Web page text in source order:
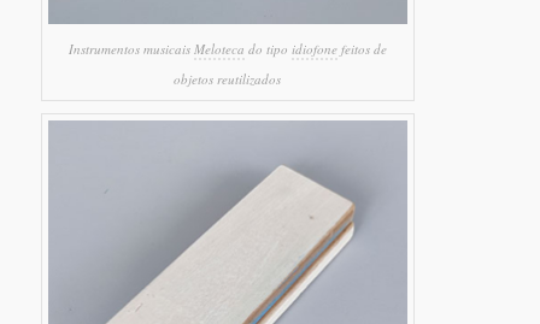
Instrumentos musicais Meloteca do tipo idiofonefeitos de
objetos reutilizados